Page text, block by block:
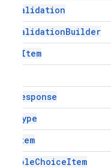
Validation
ValidationBuilder
Item
Response
Type
Item
MultipleChoiceItem